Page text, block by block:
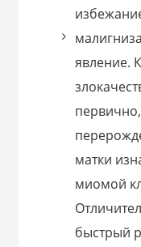
явление.
матки
миомой
быстрый